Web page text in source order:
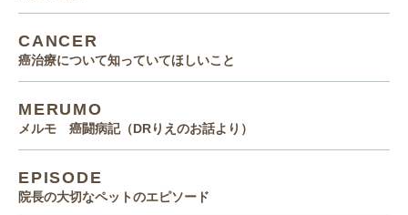
CANCER
癌治療について知っていてほしいこと
MERUMO
メルモ 癌闘病記（DRりえのお話より）
EPISODE
院長の大切なペットのエピソード